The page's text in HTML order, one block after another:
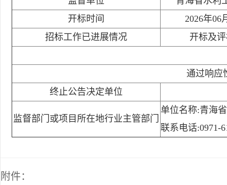
开标时间
2026年06
招标工作已进展情况
开标及
通过响应
终止公告决定单位
监督部门或项目所在地行业主管部门
单位名称:青海
联系电话:0971-
附件：